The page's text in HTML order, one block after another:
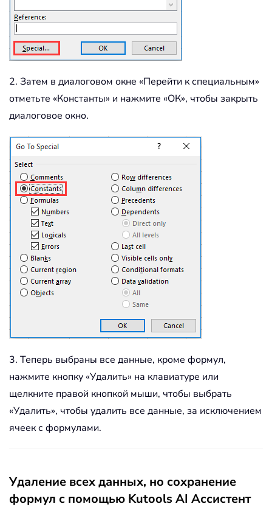
2. Затем в диалоговом окне «Перейти к специальным»
отметьте «Константы» и нажмите «ОК», чтобы закрыть
диалоговое окно.
3. Теперь выбраны все данные, кроме формул,
нажмите кнопку «Удалить» на клавиатуре или
щелкните правой кнопкой мыши, чтобы выбрать
«Удалить», чтобы удалить все данные, за исключением
ячеек с формулами.
Удаление всех данных, но сохранение
формул с помощью Kutools AI Ассистент